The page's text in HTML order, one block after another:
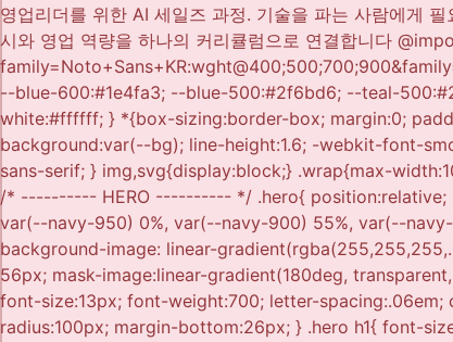
영업리더를 위한 AI 세일즈 과정. 기술을 파는 사람에게 필요한 건, 또 하나의 AI 교육이 아니라 AI 세일즈 언어입니다. 기술 세일즈에 대한 이해와 AI 전문성을 함께 갖춘 강사진이, AI 리터러시와 영업 역량을 하나의 커리큘럼으로 연결합니다 @import url('https://fonts.googleapis.com/css2?family=Noto+Sans+KR:wght@400;500;700;900&family=Space+Grotesk:wght@500;700&display=swap'); :root{ --navy-950:#0a1f4a; --navy-900:#0e2c66; --navy-800:#123680; --blue-600:#1e4fa3; --blue-500:#2f6bd6; --teal-500:#28b6a3; --teal-100:#e3f7f3; --ink:#131b2e; --slate-600:#4b5568; --slate-400:#8891a5; --line:#e4e8f1; --bg:#f6f7fb; --white:#ffffff; } *{box-sizing:border-box; margin:0; padding:0;} html{scroll-behavior:smooth;} body{ font-family:'Noto Sans KR', -apple-system, sans-serif; color:var(--ink); background:var(--bg); line-height:1.6; -webkit-font-smoothing:antialiased; word-break:keep-all; overflow-wrap:break-word; } .mono{ font-family:'Space Grotesk', 'Noto Sans KR', sans-serif; } img,svg{display:block;} .wrap{max-width:1080px; margin:0 auto; padding:0 28px;} section{padding:20px 0;} @media (max-width:720px){ section{padding:20px 0;} } /* ---------- HERO ---------- */ .hero{ position:relative; background: radial-gradient(1200px 500px at 85% -10%, rgba(47,182,163,.25), transparent 60%), linear-gradient(155deg, var(--navy-950) 0%, var(--navy-900) 55%, var(--navy-800) 100%); color:#fff; padding:50px 0 50px; overflow:hidden; } .hero::before{ content:""; position:absolute; inset:0; background-image: linear-gradient(rgba(255,255,255,.05) 1px, transparent 1px), linear-gradient(90deg, rgba(255,255,255,.05) 1px, transparent 1px); background-size:56px 56px; mask-image:linear-gradient(180deg, transparent, rgba(0,0,0,.5) 40%, transparent 85%); pointer-events:none; } .eyebrow{ display:inline-flex; align-items:center; gap:8px; font-size:13px; font-weight:700; letter-spacing:.06em; color:var(--teal-500); background:rgba(47,182,163,.12); border:1px solid rgba(47,182,163,.35); padding:7px 14px; border-radius:100px; margin-bottom:26px; } .hero h1{ font-size:44px; font-weight:900; line-height:1.32; letter-spacing:-0.01em; max-width:760px;color:white; } .hero h1 em{ font-style:normal; color:var(--teal-500); } .hero p.lead{ margin-top:22px; font-size:17px; color:rgba(255,255,255,.72); max-width:600px; } .hero-cta{ margin-top:38px; display:flex; gap:12px; flex-wrap:wrap; } .btn{ display:inline-flex; align-items:center; gap:8px; padding:14px 24px; border-radius:8px; font-size:15px; font-weight:700; text-decoration:none; cursor:pointer; border:1px solid transparent; transition:.15s ease; } .btn-primary{ background:var(--teal-500); color:#04241f; } .btn-primary:hover{ background:#33cbb6; } .btn-ghost{ border-color:rgba(255,255,255,.3); color:#fff; } .btn-ghost:hover{